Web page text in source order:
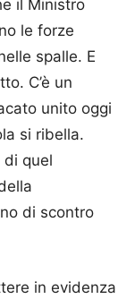
il Ministro
le forze
spalle. E
C’è un
unito oggi
si ribella.
di quel
di scontro
in evidenza